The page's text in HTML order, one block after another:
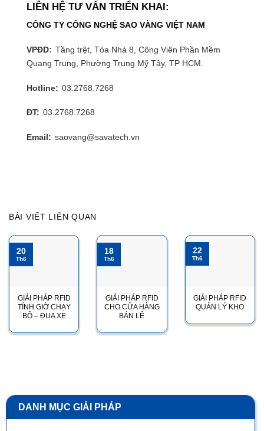
DANH MỤC GIẢI PHÁP
LIÊN HỆ TƯ VẤN TRIỂN KHAI:
CÔNG TY CÔNG NGHỆ SAO VÀNG VIỆT NAM
VPĐD: Tầng trệt, Tòa Nhà 8, Công Viên Phần Mềm
Quang Trung, Phường Trung Mỹ Tây, TP HCM.
Hotline: 03.2768.7268
ĐT: 03.2768.7268
Email: saovang@savatech.vn
BÀI VIẾT LIÊN QUAN
GIẢI PHÁP RFID
TÍNH GIỜ CHẠY
BỘ – ĐUA XE
20
Th6
GIẢI PHÁP RFID
CHO CỬA HÀNG
BÁN LẺ
18
Th6
GIẢI PHÁP RFID
QUẢN LÝ KHO
22
Th6